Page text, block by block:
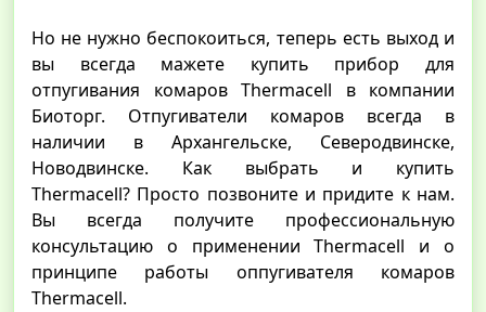
Но не нужно беспокоиться, теперь есть выход и
вы всегда мажете купить прибор для
отпугивания комаров Thermacell в компании
Биоторг. Отпугиватели комаров всегда в
наличии в Архангельске, Северодвинске,
Новодвинске. Как выбрать и купить
Thermacell? Просто позвоните и придите к нам.
Вы всегда получите профессиональную
консультацию о применении Thermacell и о
принципе работы оппугивателя комаров
Thermacell.